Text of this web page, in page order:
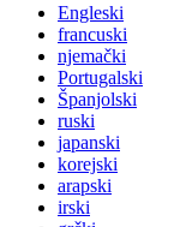
Engleski
francuski
njemački
Portugalski
Španjolski
ruski
japanski
korejski
arapski
irski